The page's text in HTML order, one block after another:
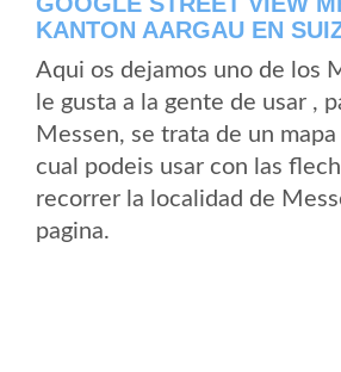
KANTON AARGAU EN
Aqui os dejamos uno de los
le gusta a la gente de usar ,
Messen, se trata de un
cual podeis usar con las
recorrer la localidad de
pagina.